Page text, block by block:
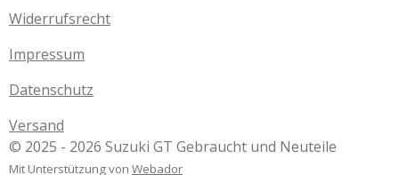
Widerrufsrecht
Impressum
Datenschutz
Versand
© 2025 - 2026 Suzuki GT Gebraucht und Neuteile
Mit Unterstützung von Webador